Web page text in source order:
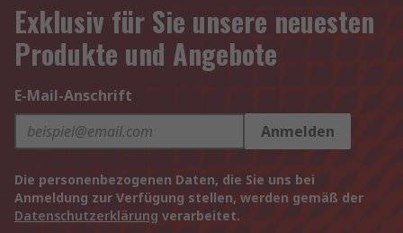
Exklusiv für Sie unsere neuesten
Produkte und Angebote
E-Mail-Anschrift
Anmelden
Die personenbezogenen Daten, die Sie uns bei
Anmeldung zur Verfügung stellen, werden gemäß der
Datenschutzerklärung verarbeitet.